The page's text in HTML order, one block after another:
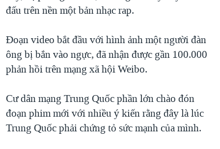
CÁC GIÁ TRỊ CỘNG HÒA Ở VIỆT NAM
TRỊNH VĨNH BÌNH VS. CHÍNH PHỦ VIỆT NAM
NGƯ DÂN VIỆT VÀ LÀN SÓNG TRỘM HẢI SÂM
QUAN HỆ VIỆT MỸ
đấu trên nền một bản nhạc rap.
Đoạn video bắt đầu với hình ảnh một người đàn
ông bị bắn vào ngực, đã nhận được gần 100.000
phản hồi trên mạng xã hội Weibo.
Cư dân mạng Trung Quốc phần lớn chào đón
đoạn phim mới với nhiều ý kiến rằng đây là lúc
Trung Quốc phải chứng tỏ sức mạnh của mình.